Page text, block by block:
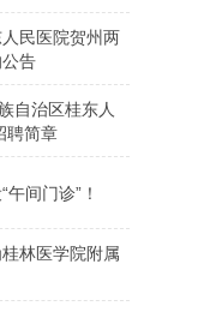
民医院贺州两
告
自治区桂东人
聘简章
间门诊”！
林医学院附属